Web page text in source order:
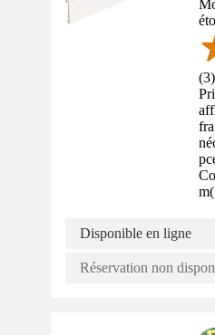
(3)
m(
Disponible en ligne
Réservation non